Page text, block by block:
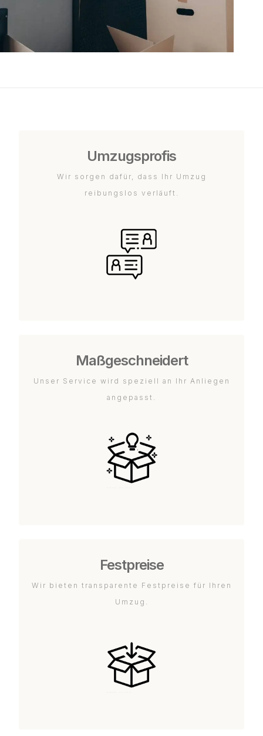
Umzugsprofis
Wir sorgen dafür, dass Ihr Umzug
reibungslos verläuft.
Maßgeschneidert
Unser Service wird speziell an Ihr Anliegen
angepasst.
Festpreise
Wir bieten transparente Festpreise für Ihren
Umzug.